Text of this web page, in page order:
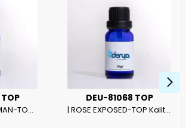
| BRUNO BANANI MAN-TOP Kalite Erkek Parfüm Esansı.|
DEU-81068 TOP
| ROSE EXPOSED-TOP Kalite Unısex Parfüm Esansı.|